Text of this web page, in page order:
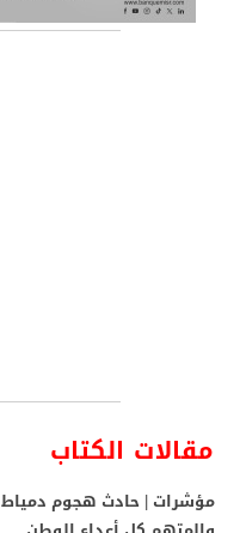
مقالات الكتاب
مؤشرات | حادث هجوم دمياط